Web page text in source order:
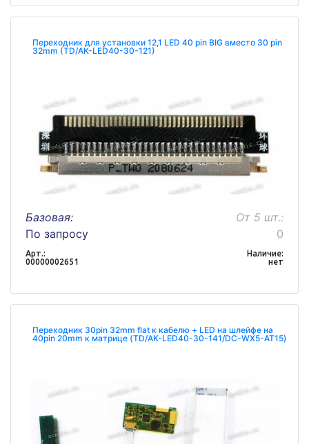
Переходник для установки 12,1 LED 40 pin BIG вместо 30 pin
32mm (TD/AK-LED40-30-121)
Базовая:
По запросу
От 5 шт.:
0
Арт.:
00000002651
Наличие:
нет
Переходник 30pin 32mm flat к кабелю + LED на шлейфе на
40pin 20mm к матрице (TD/AK-LED40-30-141/DC-WX5-AT15)